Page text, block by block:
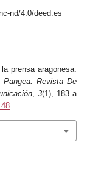
nd/4.0/deed.es
prensa aragonesa.
Pangea. Revista De
,3(1), 183 a